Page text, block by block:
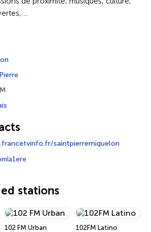
...
saintpierremiquelon
stations
102 FM Urban 102FM Latino